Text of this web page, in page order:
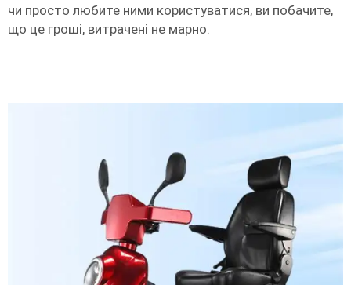
чи просто любите ними користуватися, ви побачите,
що це гроші, витрачені не марно.